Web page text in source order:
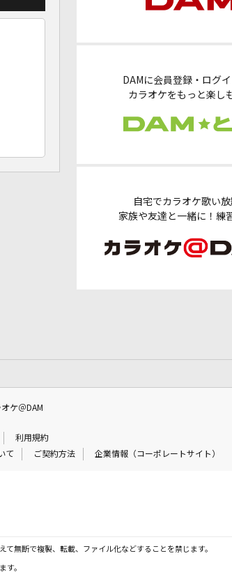
DAMに会員登録・ログ
カラオケをもっと楽し
自宅でカラオケ歌い放
家族や友達と一緒に！練
ケ＠DAM
利用規約
て ご契約方法 企業情報（コーポレートサイト）
無断で複製、転載、ファイル化などすることを禁じます。
す。